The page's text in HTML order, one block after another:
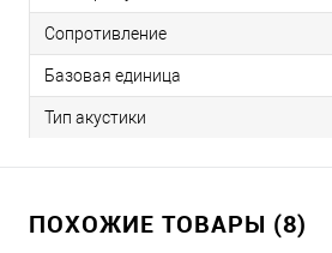
Сопротивление
Базовая единица
Тип акустики
ПОХОЖИЕ ТОВАРЫ (8)